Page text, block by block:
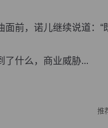
，诺儿继续说道：“
什么，商业威胁...
推